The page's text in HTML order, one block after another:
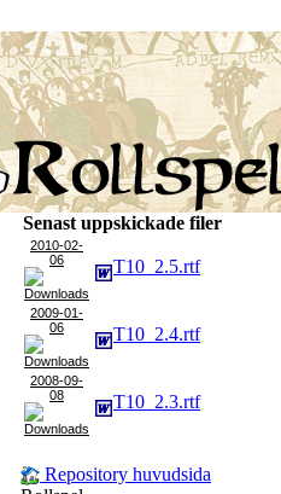
Senast uppskickade filer
2010-02-
06
T10_2.5.rtf
2009-01-
06
T10_2.4.rtf
2008-09-
08
T10_2.3.rtf
Repository huvudsida